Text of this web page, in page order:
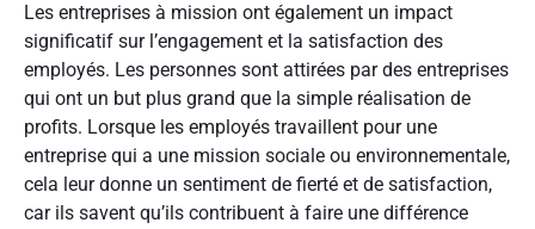
Les entreprises à mission ont également un impact
significatif sur l’engagement et la satisfaction des
employés. Les personnes sont attirées par des entreprises
qui ont un but plus grand que la simple réalisation de
profits. Lorsque les employés travaillent pour une
entreprise qui a une mission sociale ou environnementale,
cela leur donne un sentiment de fierté et de satisfaction,
car ils savent qu’ils contribuent à faire une différence